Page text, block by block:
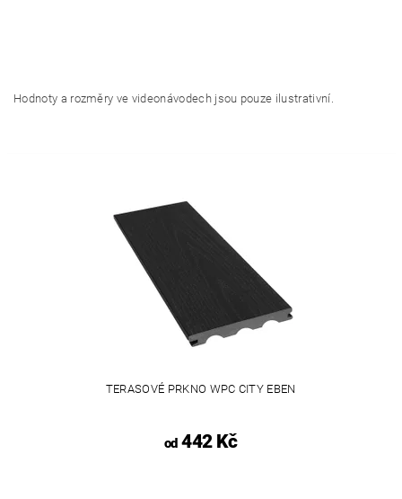
Hodnoty a rozměry ve videonávodech jsou pouze ilustrativní.
TERASOVÉ PRKNO WPC CITY EBEN
od442 Kč